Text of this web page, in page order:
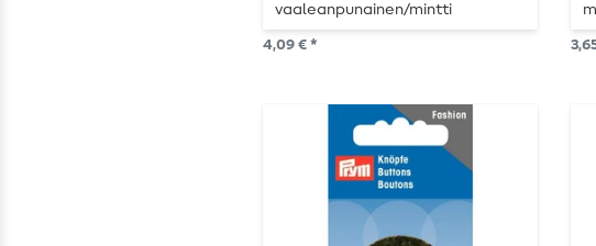
vaaleanpunainen/mintti
4,09 € *